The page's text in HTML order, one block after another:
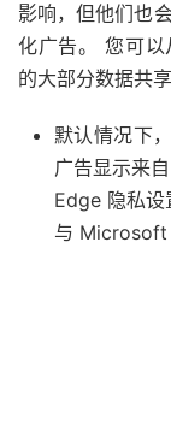
影响，但他们也
化广告。 您可
的大部分数据共
默认情况下
广告显示来
Edge 隐私设
与 Microsoft